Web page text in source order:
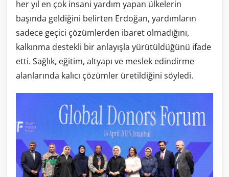
her yıl en çok insani yardım yapan ülkelerin
başında geldiğini belirten Erdoğan, yardımların
sadece geçici çözümlerden ibaret olmadığını,
kalkınma destekli bir anlayışla yürütüldüğünü ifade
etti. Sağlık, eğitim, altyapı ve meslek edindirme
alanlarında kalıcı çözümler üretildiğini söyledi.